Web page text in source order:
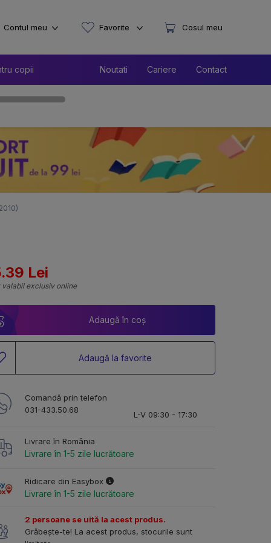
copii Noutati Cariere Contact
Contul meu Favorite Cosul meu
Lei
valabil exclusiv online
Adaugă în coș
Adaugă la favorite
Comandă prin telefon
031-433.50.68
L-V 09:30 - 17:30
Livrare în România
Livrare în 1-5 zile lucrătoare
Ridicare din Easybox
Livrare în 1-5 zile lucrătoare
2 persoane se uită la acest produs.
Grăbește-te! La acest produs, stocurile sunt